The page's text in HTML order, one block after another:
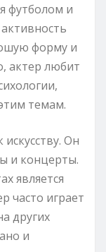
футболом и
форму и
актер любит
темам.
Он
и концерты.
является
часто играет
других
и